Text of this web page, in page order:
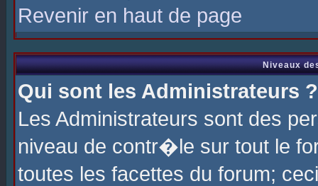
Revenir en haut de page
Niveaux
Qui sont les Administrateurs ?
Les Administrateurs sont des
niveau de contr�le sur tout le
toutes les facettes du forum;